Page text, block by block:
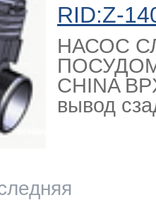
RID:Z-
НАСОС
CHINA
вывод